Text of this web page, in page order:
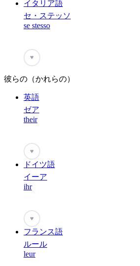
イタリア語
セ・ステッソ
se stesso
♥
彼らの（かれらの）
英語
ゼア
their
♥
ドイツ語
イーア
ihr
♥
フランス語
ルール
leur